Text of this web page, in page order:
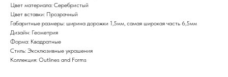
Цвет материала: Серебристый
Цвет вставки: Прозрачный
Габаритные размеры: ширина дорожки 1,5мм, самая широкая часть 6,5мм
Дизайн: Геометрия
Форма: Квадратные
Стиль: Эксклюзивные украшения
Коллекция: Outlines and Forms